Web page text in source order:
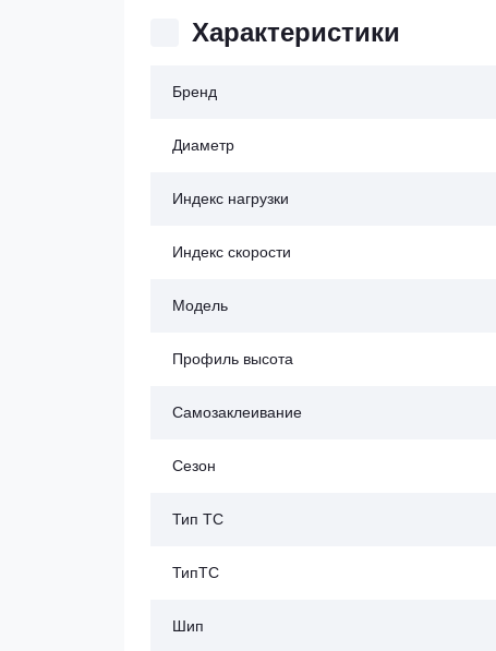
Характеристики
Бренд
Диаметр
Индекс нагрузки
Индекс скорости
Модель
Профиль высота
Самозаклеивание
Сезон
Тип ТС
ТипТС
Шип